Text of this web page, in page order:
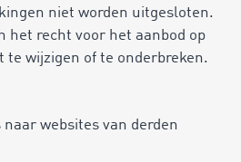
niet worden uitgesloten.
het recht voor het aanbod op
te wijzigen of te onderbreken.
websites van derden